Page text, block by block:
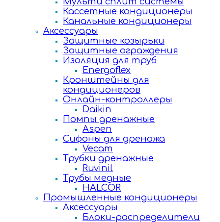
Кассетные кондиционеры
Канальные кондиционеры
Аксессуары
Защитные козырьки
Защитные ограждения
Изоляция для труб
Energoflex
Кронштейны для
кондиционеров
Онлайн-контроллеры
Daikin
Помпы дренажные
Aspen
Сифоны для дренажа
Vecam
Трубки дренажные
Ruvinil
Трубы медные
HALCOR
Промышленные кондиционеры
Аксессуары
Блоки-распределители